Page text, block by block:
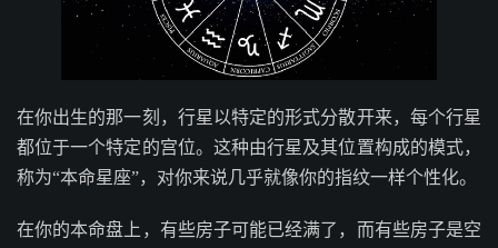
在你出生的那一刻，行星以特定的形式分散开来，每个行星
都位于一个特定的宫位。这种由行星及其位置构成的模式，
称为“本命星座”，对你来说几乎就像你的指纹一样个性化。
在你的本命盘上，有些房子可能已经满了，而有些房子是空